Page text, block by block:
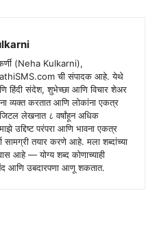
(Neha Kulkarni),
ची संपादक आहे. येथे
हिंदी संदेश, शुभेच्छा आणि विचार शेअर
व्यक्त करतात आणि लोकांना एकत्र
लेखनात ८ वर्षांहून अधिक
उद्दिष्ट परंपरा आणि भावना एकत्र
सामग्री तयार करणे आहे. मला शब्दांच्या
आहे — योग्य शब्द कोणाच्याही
आणि उबदारपणा आणू शकतात.